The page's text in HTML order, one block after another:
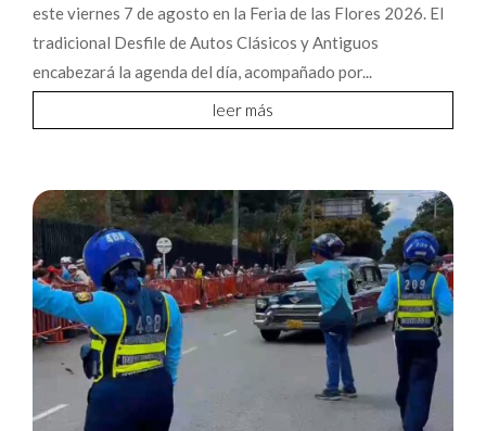
este viernes 7 de agosto en la Feria de las Flores 2026. El
tradicional Desfile de Autos Clásicos y Antiguos
encabezará la agenda del día, acompañado por...
leer más